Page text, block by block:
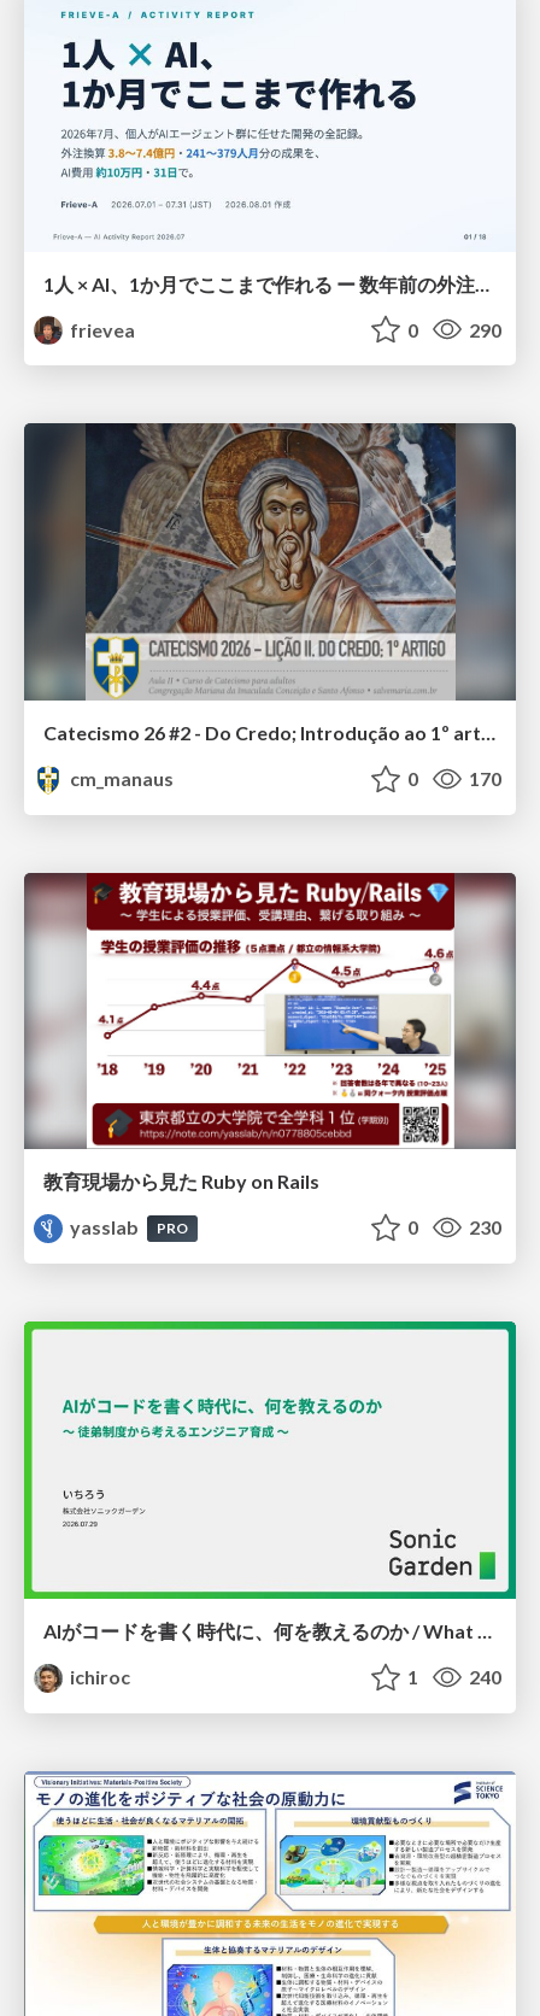
frievea
0 290
Catecismo 26 #2 - Do Credo; Introdução ao 1º artigo
cm_manaus
0 170
教育現場から見た Ruby on Rails
yasslab
PRO 0 230
ichiroc
1 240